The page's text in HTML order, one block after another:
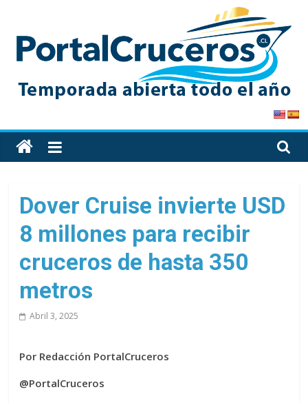
content
PortalCruceros
Toda
la
de
cruceros
en
solo
Dover Cruise invierte USD
8 millones para recibir
cruceros de hasta 350
metros
Abril 3, 2025
Por Redacción PortalCruceros
@PortalCruceros